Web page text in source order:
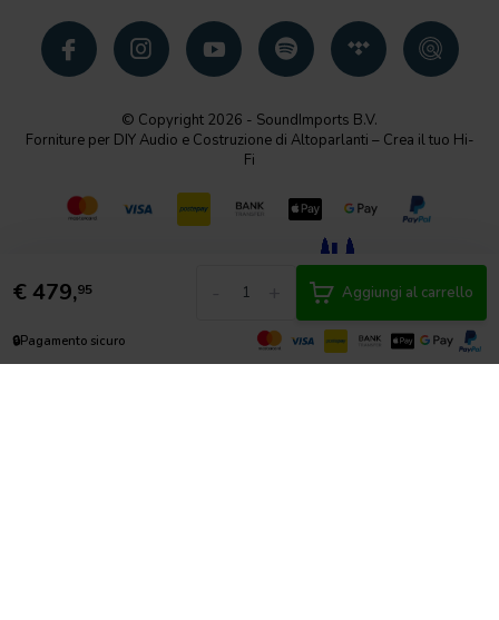
€479,95 Aggiungi al carrello
🔒Pagamento sicuro
© Copyright 2026 - SoundImports B.V.
Forniture per DIY Audio e Costruzione di Altoparlanti – Crea il tuo Hi-
Fi